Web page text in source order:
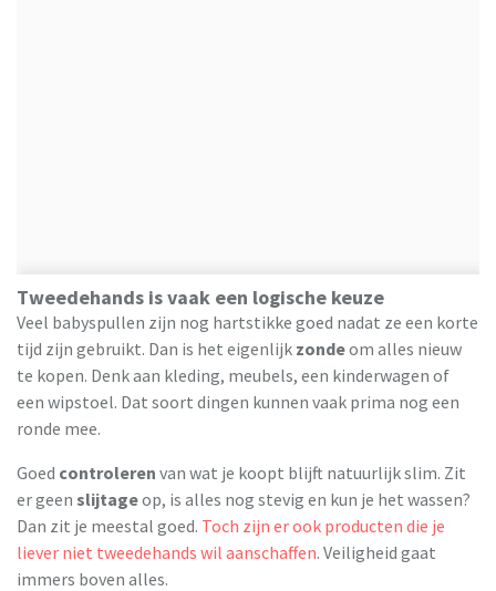
Tweedehands is vaak een logische keuze
Veel babyspullen zijn nog hartstikke goed nadat ze een korte
tijd zijn gebruikt. Dan is het eigenlijk zondeom alles nieuw
te kopen. Denk aan kleding, meubels, een kinderwagen of
een wipstoel. Dat soort dingen kunnen vaak prima nog een
ronde mee.
Goed controleren van wat je koopt blijft natuurlijk slim. Zit
er geen slijtageop, is alles nog stevig en kun je het wassen?
Dan zit je meestal goed. Toch zijn er ook producten die je
liever niet tweedehands wil aanschaffen. Veiligheid gaat
immers boven alles.